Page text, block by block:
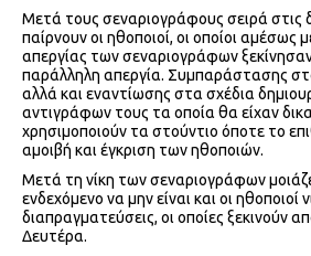
Μετά τους σεναριογράφους σειρά στις
παίρνουν οι ηθοποιοί, οι οποίοι αμέσως
απεργίας των σεναριογράφων
παράλληλη απεργία. Συμπαράστασης
αλλά και εναντίωσης στα σχέδια
αντιγράφων τους τα οποία θα είχαν
χρησιμοποιούν τα στούντιο όποτε το
αμοιβή και έγκριση των ηθοποιών.
Μετά τη νίκη των σεναριογράφων
ενδεχόμενο να μην είναι και οι ηθοποιοί
διαπραγματεύσεις, οι οποίες ξεκινούν
Δευτέρα.